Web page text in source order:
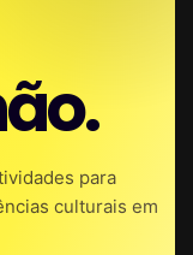
para
culturais em